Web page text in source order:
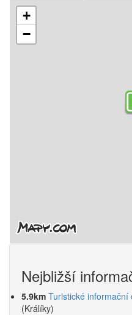
+
−
Nejbližší
5.9km Turistické
(Králíky)